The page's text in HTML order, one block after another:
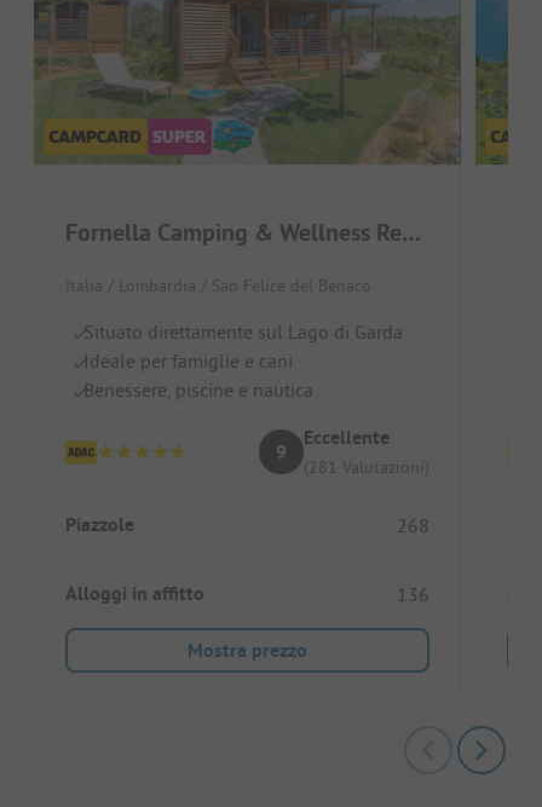
Fornella Camping & Wellness Resort
Italia / Lombardia / San Felice del Benaco
Situato direttamente sul Lago di Garda
Ideale per famiglie e cani
Benessere, piscine e nautica
9
Eccellente
(281 Valutazioni)
Piazzole 268
Alloggi in affitto 136
Mostra prezzo